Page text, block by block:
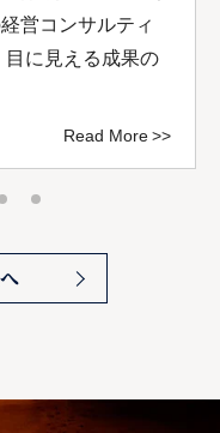
営コンサルティ
目に見える成果の
Read More